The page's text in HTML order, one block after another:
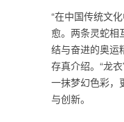
“在中国传统文
愈。两条灵蛇相
结与奋进的奥运
存真介绍。“龙
一抹梦幻色彩，
与创新。